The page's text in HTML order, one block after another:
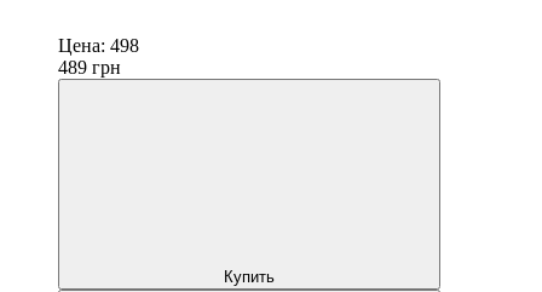
Цена: 498
489 грн
Купить